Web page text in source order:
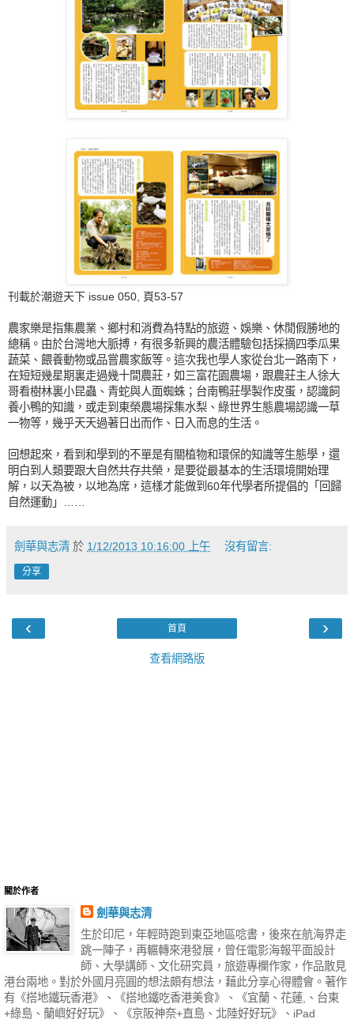
刊載於潮遊天下 issue 050, 頁53-57
農家樂是指集農業、鄉村和消費為特點的旅遊、娛樂、休閒假勝地的
總稱。由於台灣地大脈搏，有很多新興的農活體驗包括採摘四季瓜果
蔬菜、餵養動物或品嘗農家飯等。這次我也學人家從台北一路南下，
在短短幾星期裏走過幾十間農莊，如三富花園農場，跟農莊主人徐大
哥看樹林裏小昆蟲、青蛇與人面蜘蛛；台南鴨莊學製作皮蛋，認識飼
養小鴨的知識，或走到東榮農場採集水梨、綠世界生態農場認識一草
一物等，幾乎天天過著日出而作、日入而息的生活。
回想起來，看到和學到的不單是有關植物和環保的知識等生態學，還
明白到人類要跟大自然共存共榮，是要從最基本的生活環境開始理
解，以天為被，以地為席，這樣才能做到60年代學者所提倡的「回歸
自然運動」
劍華與志清 於 1/12/2013 10:16:00 上午 沒有留言:
分享
‹ ›
首頁
查看網路版
關於作者
劍華與志清
生於印尼，年輕時跑到東亞地區唸書，後來在航海界走
跳一陣子，再輾轉來港發展，曾任電影海報平面設計
師、大學講師、文化研究員，旅遊專欄作家，作品散見
港台兩地。對於外國月亮圓的想法頗有想法，藉此分享心得體會。著作
有《搭地鐵玩香港》、《搭地鐵吃香港美食》、《宜蘭、花蓮,、台東
+綠島、蘭嶼好好玩》、《京阪神奈+直島、北陸好好玩》、iPad